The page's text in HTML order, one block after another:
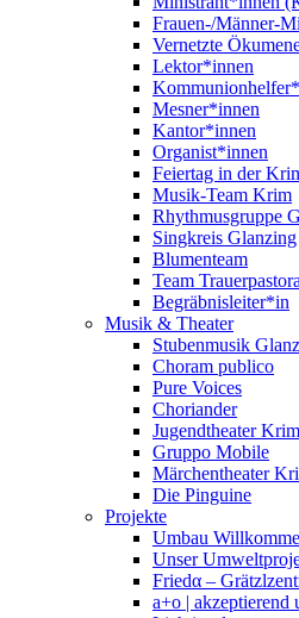
Frauen-/Männer-
Vernetzte
Lektor*innen
Mesner*innen
Kantor*innen
Organist*innen
Feiertag in der
Musik-Team Krim
Rhythmusgruppe
Singkreis Glanzing
Blumenteam
Team
Begräbnisleiter*in
Musik & Theater
Stubenmusik
Choram publico
Pure Voices
Choriander
Jugendtheater Krim
Gruppo Mobile
Märchentheater
Die Pinguine
Projekte
Umbau
Unser
Friedα –
a+o | akzeptierend